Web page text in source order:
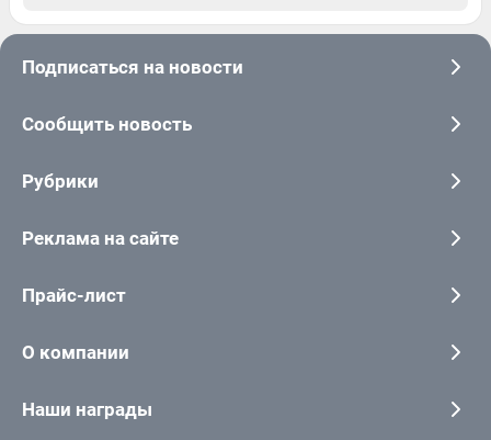
Подписаться на новости
Сообщить новость
Рубрики
Реклама на сайте
Прайс-лист
О компании
Наши награды